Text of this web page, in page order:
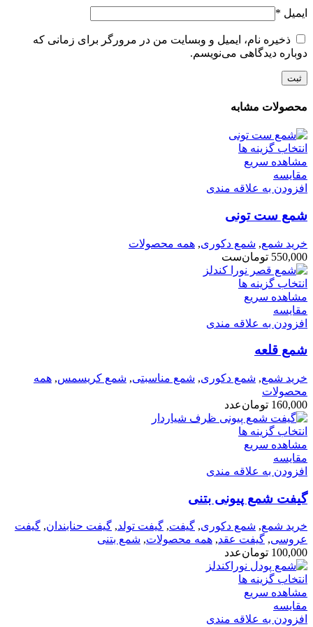
ایمیل *
ذخیره نام، ایمیل و وبسایت من در مرورگر برای زمانی که
دوباره دیدگاهی می‌نویسم.
محصولات مشابه
انتخاب گزینه ها
مشاهده سریع
مقایسه
افزودن به علاقه مندی
شمع ست تونی
خرید شمع, شمع دکوری, همه محصولات
550,000 تومانست
انتخاب گزینه ها
مشاهده سریع
مقایسه
افزودن به علاقه مندی
شمع قلعه
خرید شمع, شمع دکوری, شمع مناسبتی, شمع کریسمس, همه
محصولات
160,000 تومانعدد
انتخاب گزینه ها
مشاهده سریع
مقایسه
افزودن به علاقه مندی
گیفت شمع پیونی بتنی
خرید شمع, شمع دکوری, گیفت, گیفت تولد, گیفت حنابندان, گیفت
عروسی, گیفت عقد, همه محصولات, شمع بتنی
100,000 تومانعدد
انتخاب گزینه ها
مشاهده سریع
مقایسه
افزودن به علاقه مندی